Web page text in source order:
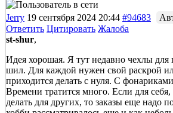
Jerry 19 сентября 2024 20:44 #94683
Ответить Цитировать Жалоба
st-shur,
Идея хорошая. Я тут недавно чехлы для
шил. Для каждой нужен свой раскрой
приходится делать с нуля. С
Времени тратится много. Если для
делать для других, то заказы еще надо